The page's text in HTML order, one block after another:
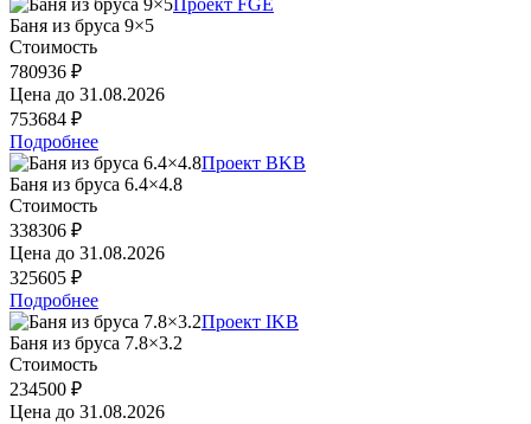
Баня из бруса 9×5
Стоимость
780936 ₽
Цена до 31.08.2026
753684 ₽
Подробнее
Проект BKB
Баня из бруса 6.4×4.8
Стоимость
338306 ₽
Цена до 31.08.2026
325605 ₽
Подробнее
Проект IKB
Баня из бруса 7.8×3.2
Стоимость
234500 ₽
Цена до 31.08.2026